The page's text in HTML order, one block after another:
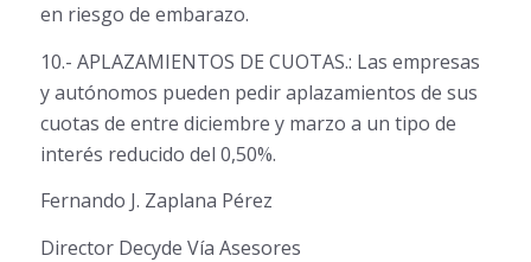
en riesgo de embarazo.
10.- APLAZAMIENTOS DE CUOTAS.: Las empresas
y autónomos pueden pedir aplazamientos de sus
cuotas de entre diciembre y marzo a un tipo de
interés reducido del 0,50%.
Fernando J. Zaplana Pérez
Director Decyde Vía Asesores